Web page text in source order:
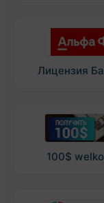
Лицензия
100$